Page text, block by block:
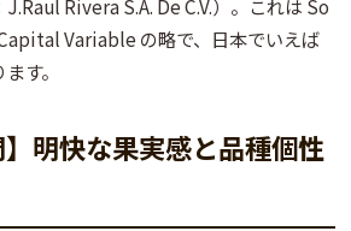
Rivera S.A. De C.V.）。これは So
Variable の略で、日本でいえば
す。
明快な果実感と品種個性